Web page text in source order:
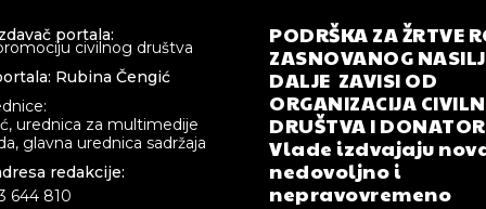
portala:
civilnog društva
Rubina Čengić
urednica za multimedije
glavna urednica sadržaja
redakcije:
644 810
PODRŠKA ZA ŽRTVE
ZASNOVANOG
DALJE ZAVISI OD
ORGANIZACIJA
DRUŠTVA I
Vlade izdvajaju
nedovoljno i
nepravovremeno